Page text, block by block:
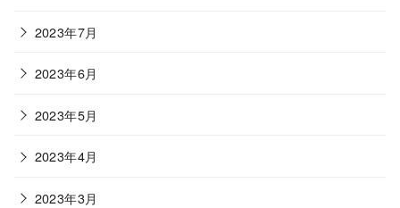
2023年7月
2023年6月
2023年5月
2023年4月
2023年3月